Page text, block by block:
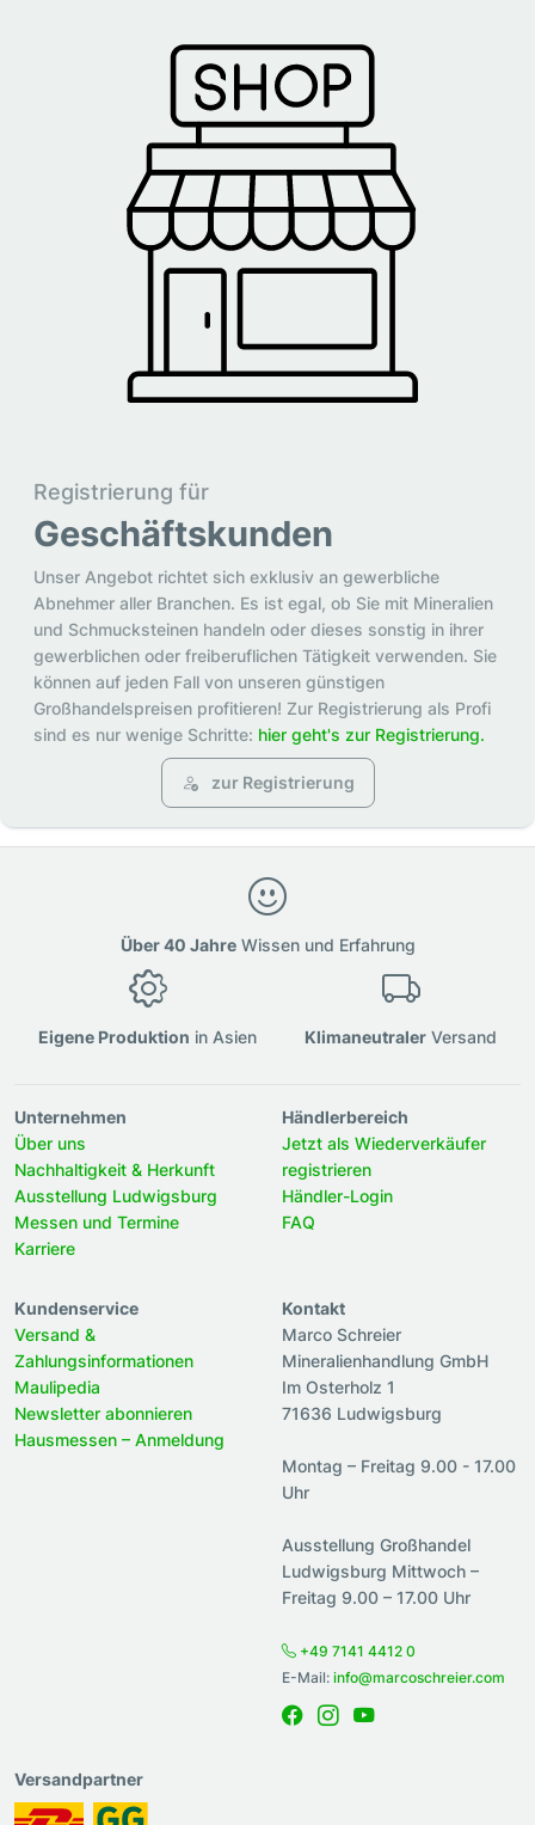
Registrierung für
Geschäftskunden
Unser Angebot richtet sich exklusiv an gewerbliche
Abnehmer aller Branchen. Es ist egal, ob Sie mit Mineralien
und Schmucksteinen handeln oder dieses sonstig in ihrer
gewerblichen oder freiberuflichen Tätigkeit verwenden. Sie
können auf jeden Fall von unseren günstigen
Großhandelspreisen profitieren! Zur Registrierung als Profi
sind es nur wenige Schritte: hier geht's zur Registrierung.
zur Registrierung
Über 40 JahreWissen und Erfahrung
Eigene Produktion in Asien Klimaneutraler Versand
Unternehmen
Über uns
Nachhaltigkeit & Herkunft
Ausstellung Ludwigsburg
Messen und Termine
Karriere
Händlerbereich
Jetzt als Wiederverkäufer
registrieren
Händler-Login
FAQ
Kundenservice
Versand &
Zahlungsinformationen
Maulipedia
Newsletter abonnieren
Hausmessen – Anmeldung
Kontakt
Marco Schreier
Mineralienhandlung GmbH
Im Osterholz 1
71636 Ludwigsburg
Montag – Freitag 9.00 - 17.00
Uhr
Ausstellung Großhandel
Ludwigsburg Mittwoch –
Freitag 9.00 – 17.00 Uhr
+49 7141 4412 0
E-Mail: info@marcoschreier.com
Versandpartner